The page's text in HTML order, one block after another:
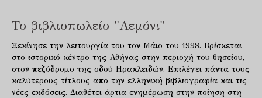
Το βιβλιοπωλείο "Λεμόνι"
Ξεκίνησε την λειτουργία του τον Μάιο του 1998. Βρίσκεται
στο ιστορικό κέντρο της Αθήνας στην περιοχή του θησείου,
στον πεζόδρομο της οδού Ηρακλειδών. Επιλέγει πάντα τους
καλύτερους τίτλους απο την ελληνική βιβλιογραφία και τις
νέες εκδόσεις. Διαθέτει άρτια ενημέρωση στην ποίηση στη